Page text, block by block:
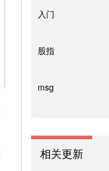
入门
股指
msg
相关更新